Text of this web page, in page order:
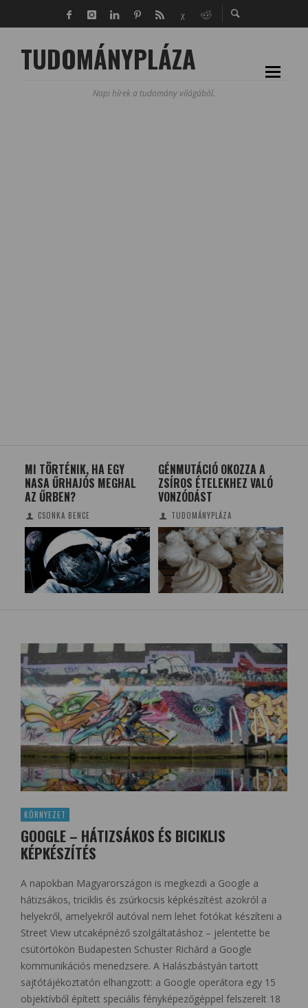
TUDOMÁNYPLÁZA
Napi hírek a tudomány világából.
MI TÖRTÉNIK, HA EGY
NASA ŰRHAJÓS MEGHAL
AZ ŰRBEN?
CSONKA BENCE
GÉNMUTÁCIÓ OKOZZA A
ZSÍROS ÉTELEKHEZ VALÓ
VONZÓDÁST
TUDOMÁNYPLÁZA
KÖRNYEZET
GOOGLE – HÁTIZSÁKOS ÉS BICIKLIS
KÉPKÉSZÍTÉS
A napokban Magyarországon is megkezdi a Google a
hátizsákos, triciklis és zsúrkocsis képkészítést azokról a
helyekről, amelyekről autóval nem lehet fotókat készíteni a
Street View utcaképnéző szolgáltatáshoz – jelentette be
csütörtökön Budapesten Schuster Richárd a Google
kommunikációs menedzsere. A Halászbástyán tartott
sajtótájékoztatón elhangzott: a Google operátora egy 15
objektívből épített speciális fényképezőgéppel felszerelt 18